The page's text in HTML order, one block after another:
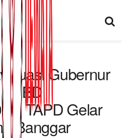
Gubernur
TAPD Gelar
Banggar